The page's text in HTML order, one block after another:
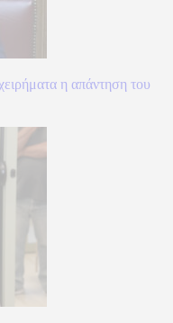
η απάντηση του